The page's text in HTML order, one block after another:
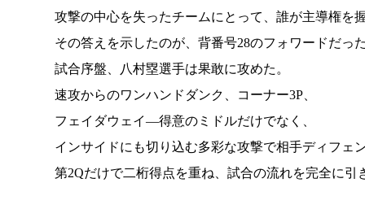
攻撃の中心を失ったチームにとって、誰が主導権を
その答えを示したのが、背番号28のフォワードだっ
試合序盤、八村塁選手は果敢に攻めた。
速攻からのワンハンドダンク、コーナー3P、
フェイダウェイ—得意のミドルだけでなく、
インサイドにも切り込む多彩な攻撃で相手ディフェ
第2Qだけで二桁得点を重ね、試合の流れを完全に引